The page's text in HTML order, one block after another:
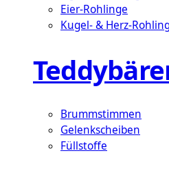
Eier-Rohlinge
Kugel- & Herz-
Brummstimmen
Gelenkscheiben
Füllstoffe